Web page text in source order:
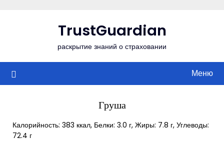
TrustGuardian
раскрытие знаний о страховании
Меню
Груша
Калорийность: 383 ккал, Белки: 3.0 г, Жиры: 7.8 г, Углеводы:
72.4 г